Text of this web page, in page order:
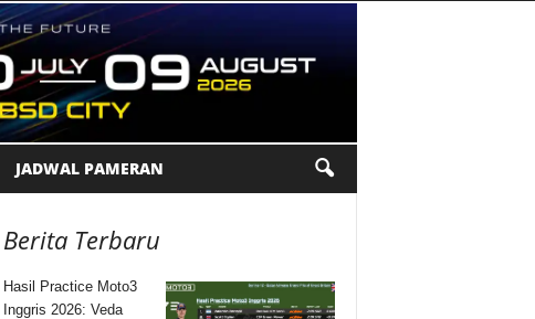
JADWAL PAMERAN
Berita Terbaru
Hasil Practice Moto3
Inggris 2026: Veda